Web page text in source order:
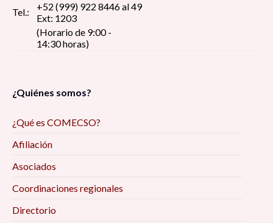
Tel.:
+52 (999) 922 8446 al 49
Ext: 1203
(Horario de 9:00 -
14:30 horas)
¿Quiénes somos?
¿Qué es COMECSO?
Afiliación
Asociados
Coordinaciones regionales
Directorio